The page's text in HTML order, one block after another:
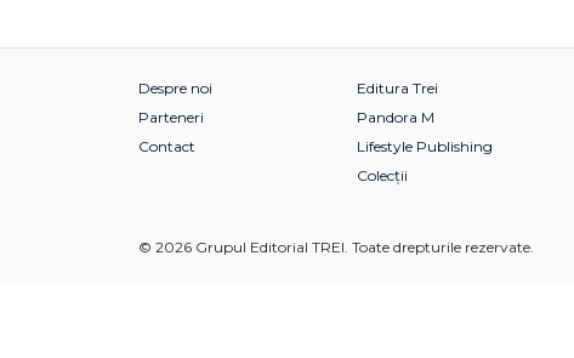
Despre noi
Parteneri
Contact
Editura Trei
Pandora M
Lifestyle Publishing
Colecții
© 2026 Grupul Editorial TREI. Toate drepturile rezervate.